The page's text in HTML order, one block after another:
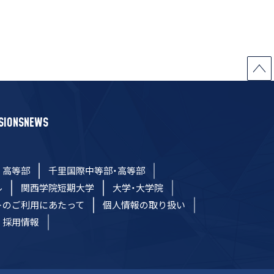
NEWS
高等部
千里国際中等部・高等部
関西学院短期大学
大学・大学院
ご利用にあたって
個人情報の取り扱い
採用情報